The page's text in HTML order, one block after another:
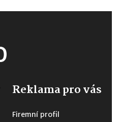
Reklama pro vás
Firemní profil